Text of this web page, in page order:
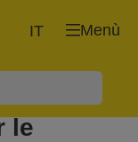
Menù
IT
le